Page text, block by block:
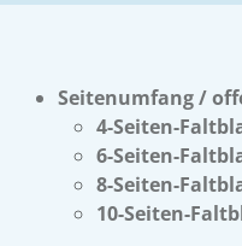
Seitenumfang /
4-Seiten-
6-Seiten-
8-Seiten-
10-Seiten-